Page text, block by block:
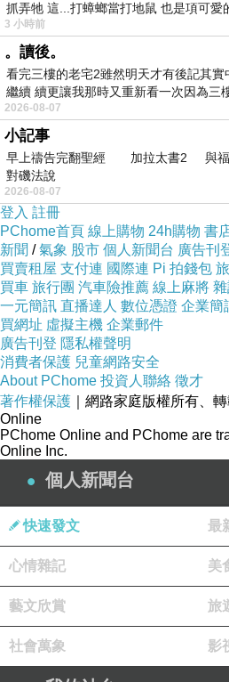
機車進行評估，以確定其實
確定借款金額： 根據機車
信用狀況，金融機構將確定
簽署合同： 借款人與金融
合同，確定借款金額、利
款。
取得資金： 在簽署合同後，
款項，用於應對急需現金的
利率：
機車抵押借款的利率相對較
金額、還款期限以及借款人
管利率較低，但借款人仍應
免產生額外的利息費用。
總之，機車抵押借款是一種
方式，尤其適用於需要緊急
借款人應謹慎評估自己的
按時履行還款義務，以免
力。
隨著現代生活節奏的加快
金的需求日益增加。在這種
為一種當地當鋪提供的金
注。本文將深入探討機車借
地當鋪在其中的角色。
機車借款的核心概念
機車借款是一種以機車作為
抓弄牠 這...打蟑螂當打地鼠 也是項可愛
3 小時前
。讀後。
看完三樓的老宅2雖然明天才有後記其實
繼續 續更讓我那時又重新看一次因為三
有
2026-08-07
小記事
早上禱告完翻聖經 加拉太書2 與福
對磯法說
2026-08-07
登入 註冊
PChome首頁 線上購物 24h購物 書
新聞 /氣象 股市 個人新聞台 廣告刊
買賣租屋 支付連 國際連 Pi 拍錢包
買車 旅行團 汽車險推薦 線上麻將
一元簡訊 直播達人 數位憑證 企業簡
買網址 虛擬主機 企業郵件
廣告刊登 隱私權聲明
消費者保護 兒童網路安全
About PChome 投資人聯絡 徵才
著作權保護 ｜網路家庭版權所有、
Online
PChome Online and PChome are
Online Inc.
個人新聞台
快速發文 最
心情雜記 美
藝文欣賞 旅
社會萬象 影